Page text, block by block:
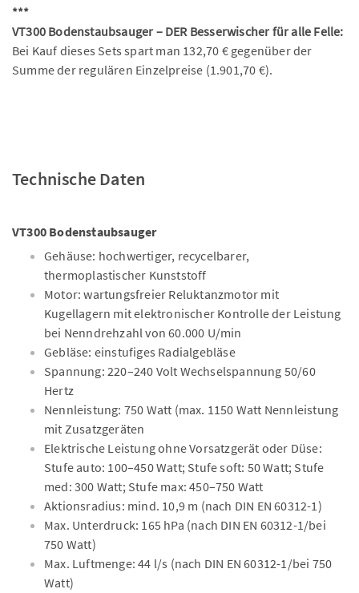
***
VT300 Bodenstaubsauger – DER Besserwischer für alle Felle:
Bei Kauf dieses Sets spart man 132,70 € gegenüber der
Summe der regulären Einzelpreise (1.901,70 €).
Technische Daten
VT300 Bodenstaubsauger
Gehäuse: hochwertiger, recycelbarer,
thermoplastischer Kunststoff
Motor: wartungsfreier Reluktanzmotor mit
Kugellagern mit elektronischer Kontrolle der Leistung
bei Nenndrehzahl von 60.000 U/min
Gebläse: einstufiges Radialgebläse
Spannung: 220–240 Volt Wechselspannung 50/60
Hertz
Nennleistung: 750 Watt (max. 1150 Watt Nennleistung
mit Zusatzgeräten
Elektrische Leistung ohne Vorsatzgerät oder Düse:
Stufe auto: 100–450 Watt; Stufe soft: 50 Watt; Stufe
med: 300 Watt; Stufe max: 450–750 Watt
Aktionsradius: mind. 10,9 m (nach DIN EN 60312-1)
Max. Unterdruck: 165 hPa (nach DIN EN 60312-1/bei
750 Watt)
Max. Luftmenge: 44 l/s (nach DIN EN 60312-1/bei 750
Watt)